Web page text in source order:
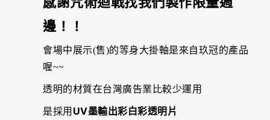
邊！！
會場中展示(售)的等身大掛軸是來自玖冠的產品
喔~~
透明的材質在台灣廣告業比較少運用
是採用 UV墨輸出彩白彩透明片